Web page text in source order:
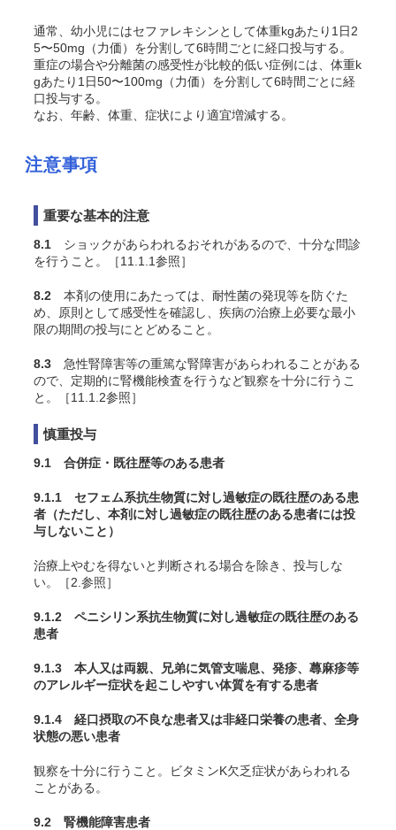
通常、幼小児にはセファレキシンとして体重kgあたり1日2
5〜50mg（力価）を分割して6時間ごとに経口投与する。
重症の場合や分離菌の感受性が比較的低い症例には、体重k
gあたり1日50〜100mg（力価）を分割して6時間ごとに経
口投与する。
なお、年齢、体重、症状により適宜増減する。
注意事項
重要な基本的注意
8.1 ショックがあらわれるおそれがあるので、十分な問診
を行うこと。［11.1.1参照］
8.2 本剤の使用にあたっては、耐性菌の発現等を防ぐた
め、原則として感受性を確認し、疾病の治療上必要な最小
限の期間の投与にとどめること。
8.3 急性腎障害等の重篤な腎障害があらわれることがある
ので、定期的に腎機能検査を行うなど観察を十分に行うこ
と。［11.1.2参照］
慎重投与
9.1 合併症・既往歴等のある患者
9.1.1 セフェム系抗生物質に対し過敏症の既往歴のある患
者（ただし、本剤に対し過敏症の既往歴のある患者には投
与しないこと）
治療上やむを得ないと判断される場合を除き、投与しな
い。［2.参照］
9.1.2 ペニシリン系抗生物質に対し過敏症の既往歴のある
患者
9.1.3 本人又は両親、兄弟に気管支喘息、発疹、蕁麻疹等
のアレルギー症状を起こしやすい体質を有する患者
9.1.4 経口摂取の不良な患者又は非経口栄養の患者、全身
状態の悪い患者
観察を十分に行うこと。ビタミンK欠乏症状があらわれる
ことがある。
9.2 腎機能障害患者